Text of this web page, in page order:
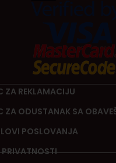
ZA REKLAMACIJU
ZA ODUSTANAK SA
POSLOVANJA